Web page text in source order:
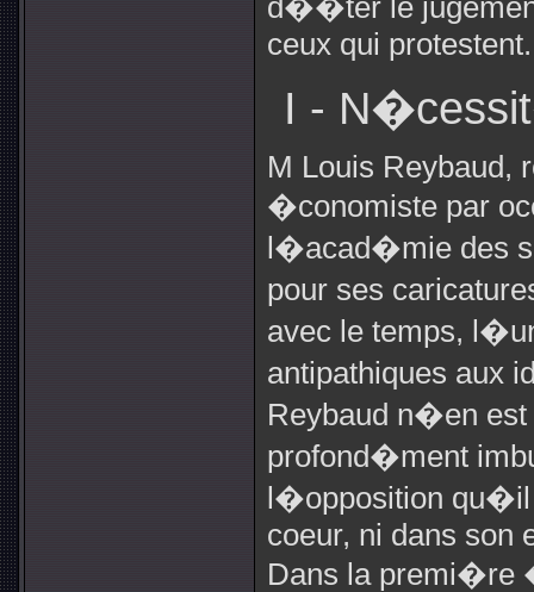
d��ter le
ceux qui protestent.
I -
M Louis Reybaud,
�conomiste par
l�acad�mie des
pour ses
avec le temps,
antipathiques aux
Reybaud n�en
profond�ment
l�opposition
coeur, ni dans son
Dans la premi�re